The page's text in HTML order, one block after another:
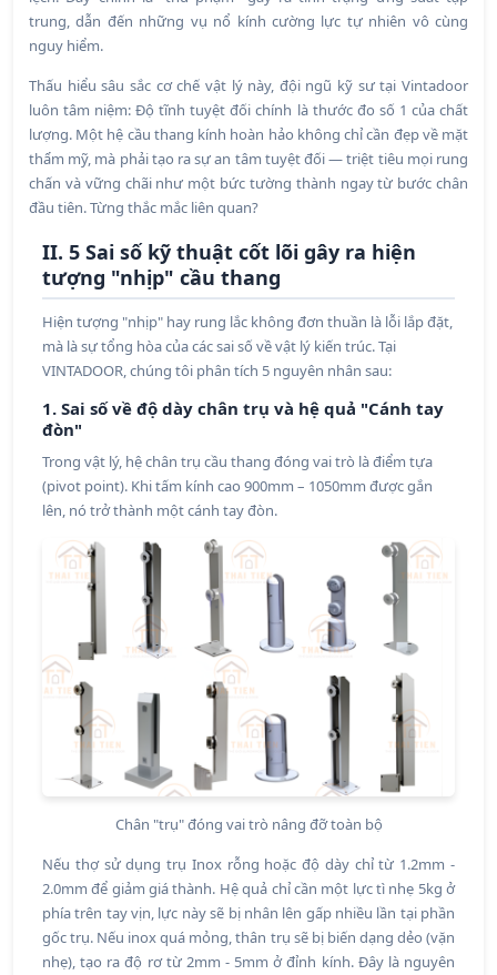
trung, dẫn đến những vụ nổ kính cường lực tự nhiên vô cùng
nguy hiểm.
Thấu hiểu sâu sắc cơ chế vật lý này, đội ngũ kỹ sư tại Vintadoor
luôn tâm niệm: Độ tĩnh tuyệt đối chính là thước đo số 1 của chất
lượng. Một hệ cầu thang kính hoàn hảo không chỉ cần đẹp về mặt
thẩm mỹ, mà phải tạo ra sự an tâm tuyệt đối — triệt tiêu mọi rung
chấn và vững chãi như một bức tường thành ngay từ bước chân
đầu tiên. Từng thắc mắc liên quan?
II. 5 Sai số kỹ thuật cốt lõi gây ra hiện
tượng "nhịp" cầu thang
Hiện tượng "nhịp" hay rung lắc không đơn thuần là lỗi lắp đặt,
mà là sự tổng hòa của các sai số về vật lý kiến trúc. Tại
VINTADOOR, chúng tôi phân tích 5 nguyên nhân sau:
1. Sai số về độ dày chân trụ và hệ quả "Cánh tay
đòn"
Trong vật lý, hệ chân trụ cầu thang đóng vai trò là điểm tựa
(pivot point). Khi tấm kính cao 900mm – 1050mm được gắn
lên, nó trở thành một cánh tay đòn.
Chân "trụ" đóng vai trò nâng đỡ toàn bộ
Nếu thợ sử dụng trụ Inox rỗng hoặc độ dày chỉ từ 1.2mm -
2.0mm để giảm giá thành. Hệ quả chỉ cần một lực tì nhẹ 5kg ở
phía trên tay vịn, lực này sẽ bị nhân lên gấp nhiều lần tại phần
gốc trụ. Nếu inox quá mỏng, thân trụ sẽ bị biến dạng dẻo (vặn
nhẹ), tạo ra độ rơ từ 2mm - 5mm ở đỉnh kính. Đây là nguyên